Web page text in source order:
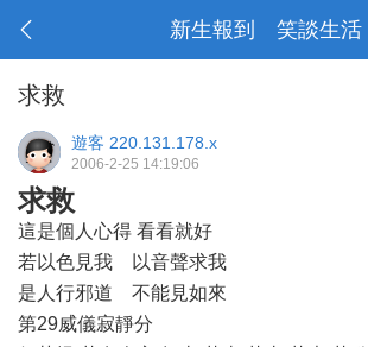
新生報到 笑談生活
求救
遊客 220.131.178.x
2006-2-25 14:19:06
求救
這是個人心得 看看就好
若以色見我 以音聲求我
是人行邪道 不能見如來
第29威儀寂靜分